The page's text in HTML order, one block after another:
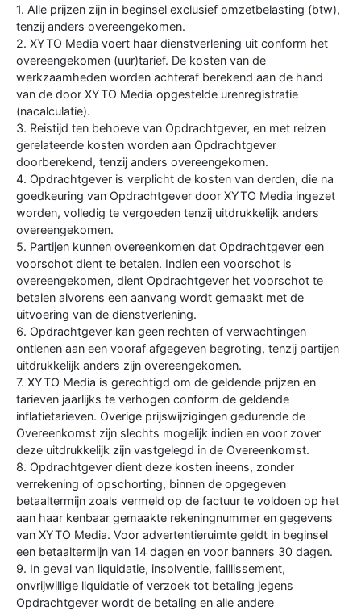
1. Alle prijzen zijn in beginsel exclusief omzetbelasting (btw),
tenzij anders overeengekomen.
2. XYTO Media voert haar dienstverlening uit conform het
overeengekomen (uur)tarief. De kosten van de
werkzaamheden worden achteraf berekend aan de hand
van de door XYTO Media opgestelde urenregistratie
(nacalculatie).
3. Reistijd ten behoeve van Opdrachtgever, en met reizen
gerelateerde kosten worden aan Opdrachtgever
doorberekend, tenzij anders overeengekomen.
4. Opdrachtgever is verplicht de kosten van derden, die na
goedkeuring van Opdrachtgever door XYTO Media ingezet
worden, volledig te vergoeden tenzij uitdrukkelijk anders
overeengekomen.
5. Partijen kunnen overeenkomen dat Opdrachtgever een
voorschot dient te betalen. Indien een voorschot is
overeengekomen, dient Opdrachtgever het voorschot te
betalen alvorens een aanvang wordt gemaakt met de
uitvoering van de dienstverlening.
6. Opdrachtgever kan geen rechten of verwachtingen
ontlenen aan een vooraf afgegeven begroting, tenzij partijen
uitdrukkelijk anders zijn overeengekomen.
7. XYTO Media is gerechtigd om de geldende prijzen en
tarieven jaarlijks te verhogen conform de geldende
inflatietarieven. Overige prijswijzigingen gedurende de
Overeenkomst zijn slechts mogelijk indien en voor zover
deze uitdrukkelijk zijn vastgelegd in de Overeenkomst.
8. Opdrachtgever dient deze kosten ineens, zonder
verrekening of opschorting, binnen de opgegeven
betaaltermijn zoals vermeld op de factuur te voldoen op het
aan haar kenbaar gemaakte rekeningnummer en gegevens
van XYTO Media. Voor advertentieruimte geldt in beginsel
een betaaltermijn van 14 dagen en voor banners 30 dagen.
9. In geval van liquidatie, insolventie, faillissement,
onvrijwillige liquidatie of verzoek tot betaling jegens
Opdrachtgever wordt de betaling en alle andere